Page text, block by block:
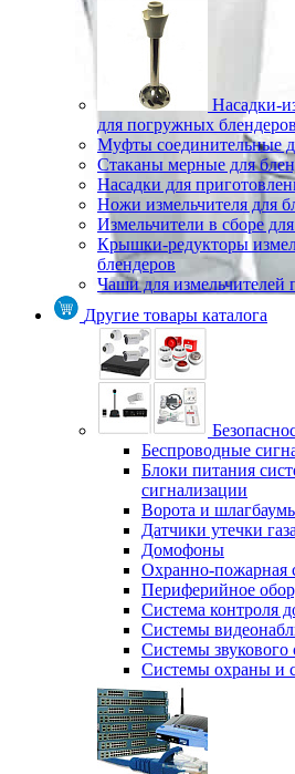
Насадки-
для погружных блендеров
Муфты соединительные
Стаканы мерные для
Насадки для
Ножи измельчителя для
Измельчители в сборе
Крышки-редукторы
блендеров
Чаши для измельчителей
Другие товары каталога
Беспроводные
Блоки питания
сигнализации
Ворота и
Датчики утечки газа
Домофоны
Охранно-пожарная
Периферийное
Система контроля
Системы
Системы
Системы охраны и